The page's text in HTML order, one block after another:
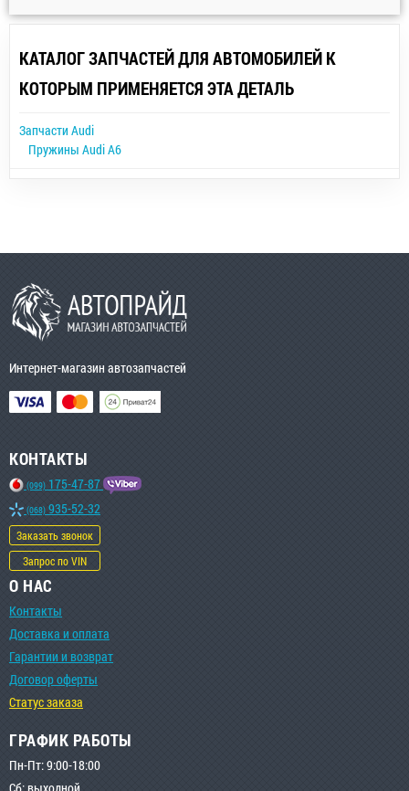
КАТАЛОГ ЗАПЧАСТЕЙ ДЛЯ АВТОМОБИЛЕЙ К
КОТОРЫМ ПРИМЕНЯЕТСЯ ЭТА ДЕТАЛЬ
Запчасти Audi
Пружины Audi A6
Интернет-магазин автозапчастей
КОНТАКТЫ
(099) 175-47-87
(068) 935-52-32
Заказать звонок
Запрос по VIN
О НАС
Контакты
Доставка и оплата
Гарантии и возврат
Договор оферты
Статус заказа
ГРАФИК РАБОТЫ
Пн-Пт: 9:00-18:00